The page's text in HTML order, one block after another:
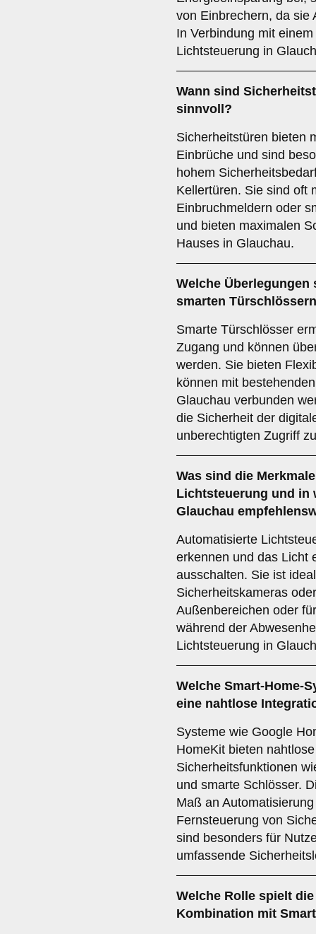
von Einbrechern, da sie
In Verbindung mit
Lichtsteuerung in
Wann sind
sinnvoll?
Sicherheitstüren bieten
Einbrüche und sind
hohem
Kellertüren. Sie sind oft
Einbruchmeldern oder
und bieten maximalen
Hauses in Glauchau.
Welche
smarten Türschlössern
Smarte Türschlösser
Zugang und können
werden. Sie bieten
können mit
Glauchau verbunden
die Sicherheit der
unberechtigten Zugriff
Was sind die
Lichtsteuerung und in
Glauchau
Automatisierte
erkennen und das Licht
ausschalten. Sie ist
Sicherheitskameras
Außenbereichen oder
während der
Lichtsteuerung in
Welche Smart-Home-
eine nahtlose
Systeme wie Google
HomeKit bieten
Sicherheitsfunktionen
und smarte Schlösser.
Maß an
Fernsteuerung von
sind besonders für
umfassende
Welche Rolle spielt
Kombination mit